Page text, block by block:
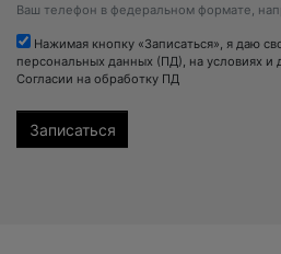
Ваш телефон в федеральном формате,
Нажимая кнопку «Записаться», я даю
персональных данных (ПД), на условиях
Согласии на обработку ПД